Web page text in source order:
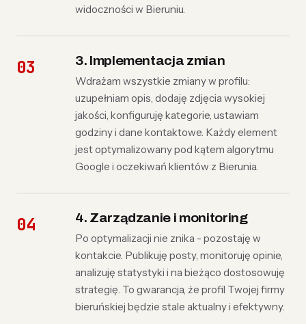
widoczności w Bieruniu.
3. Implementacja zmian
Wdrażam wszystkie zmiany w profilu:
uzupełniam opis, dodaję zdjęcia wysokiej
jakości, konfiguruję kategorie, ustawiam
godziny i dane kontaktowe. Każdy element
jest optymalizowany pod kątem algorytmu
Google i oczekiwań klientów z Bierunia.
4. Zarządzanie i monitoring
Po optymalizacji nie znika - pozostaję w
kontakcie. Publikuję posty, monitoruję opinie,
analizuję statystyki i na bieżąco dostosowuję
strategię. To gwarancja, że profil Twojej firmy
bieruńskiej będzie stale aktualny i efektywny.